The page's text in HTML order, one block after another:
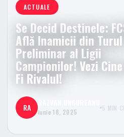
ACTUALE
Se Decid Destinele:
Află Inamicii din
Preliminar al Ligii
Campionilor! Vezi
Fi Rivalul!
RA iunie 18, 2025 5 MIN